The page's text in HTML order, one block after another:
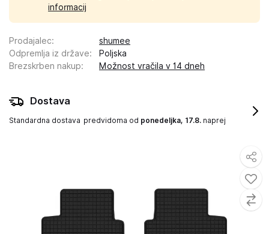
informacij
Prodajalec:
shumee
Odpremlja iz države:
Poljska
Brezskrben nakup: Možnost vračila v 14 dneh
Dostava
Standardna dostava predvidoma od ponedeljka, 17.8. naprej